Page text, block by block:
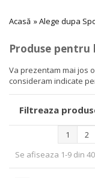
Acasă »Alege dupa
Produse pentru
Va prezentam mai jos
consideram indicate
Filtreaza
1 2
Se afiseaza 1-9 din